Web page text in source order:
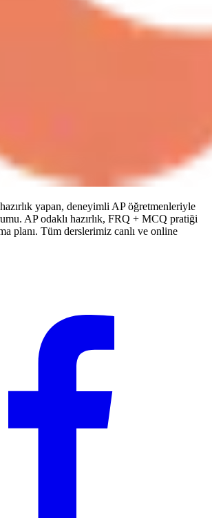
yapan, deneyimli AP öğretmenleriyle
AP odaklı hazırlık, FRQ + MCQ pratiği
planı. Tüm derslerimiz canlı ve online